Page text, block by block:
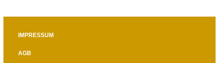
IMPRESSUM
AGB